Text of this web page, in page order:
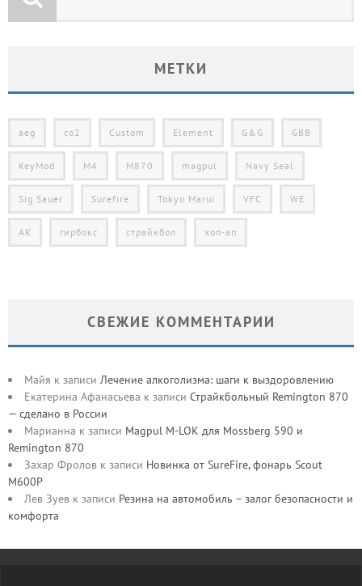
МЕТКИ
aeg co2 Custom Element G&G GBB
KeyMod M4 M870 magpul Navy Seal
Sig Sauer Surefire Tokyo Marui VFC WE
АК гирбокс страйкбол хоп-ап
СВЕЖИЕ КОММЕНТАРИИ
Майя к записи Лечение алкоголизма: шаги к выздоровлению
Екатерина Афанасьева к записи Страйкбольный Remington 870
— сделано в России
Марианна к записи Magpul M-LOK для Mossberg 590 и
Remington 870
Захар Фролов к записи Новинка от SureFire, фонарь Scout
M600P
Лев Зуев к записи Резина на автомобиль – залог безопасности и
комфорта